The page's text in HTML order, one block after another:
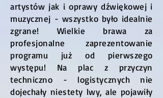
artystów jak i oprawy dźwiękowej i
muzycznej - wszystko było idealnie
zgrane! Wielkie brawa za
profesjonalne zaprezentowanie
programu już od pierwszego
występu! Na plac z przyczyn
techniczno - logistycznych nie
dojechały niestety lwy, ale pojawiły